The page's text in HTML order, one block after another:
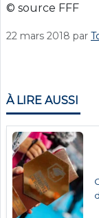
© source FFF
22 mars 2018 par
À LIRE AUSSI